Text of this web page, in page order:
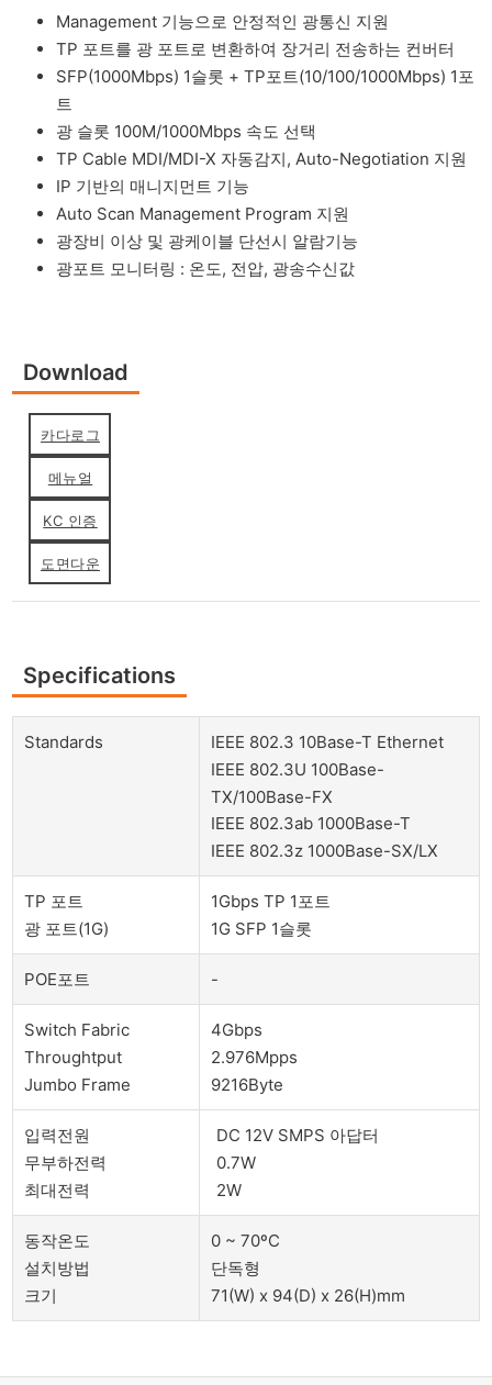
Management 기능으로 안정적인 광통신 지원
TP 포트를 광 포트로 변환하여 장거리 전송하는 컨버터
SFP(1000Mbps) 1슬롯 + TP포트(10/100/1000Mbps) 1포
트
광 슬롯 100M/1000Mbps 속도 선택
TP Cable MDI/MDI-X 자동감지, Auto-Negotiation 지원
IP 기반의 매니지먼트 기능
Auto Scan Management Program 지원
광장비 이상 및 광케이블 단선시 알람기능
광포트 모니터링 : 온도, 전압, 광송수신값
Download
카다로그
메뉴얼
KC 인증
도면다운
Specifications
Standards
IEEE 802.3 10Base-T Ethernet
IEEE 802.3U 100Base-
TX/100Base-FX
IEEE 802.3ab 1000Base-T
IEEE 802.3z 1000Base-SX/LX
TP 포트
광 포트(1G)
1Gbps TP 1포트
1G SFP 1슬롯
POE포트 -
Switch Fabric
Throughtput
Jumbo Frame
4Gbps
2.976Mpps
9216Byte
입력전원
무부하전력
최대전력
DC 12V SMPS 아답터
0.7W
2W
동작온도
설치방법
크기
0 ~ 70ºC
단독형
71(W) x 94(D) x 26(H)mm